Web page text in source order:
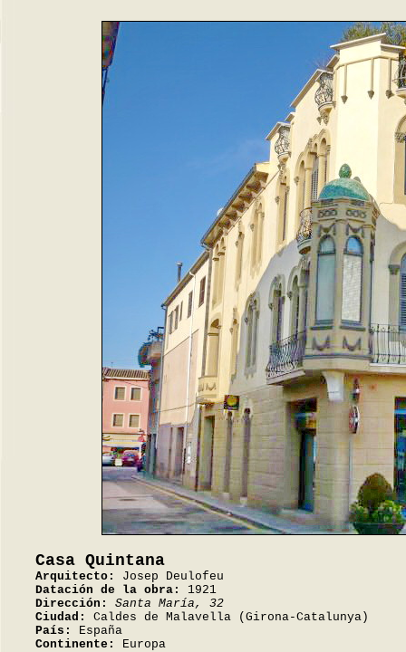
Casa Quintana
Arquitecto:
Josep Deulofeu
Datación de la obra:
1921
Dirección:
Santa María, 32
Ciudad:
Caldes de Malavella (Girona-Catalunya)
País:
España
Continente:
Europa